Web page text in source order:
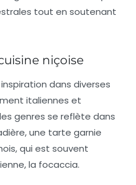
tout en soutenant
niçoise
dans diverses
italiennes et
genres se reflète dans
, une tarte garnie
qui est souvent
la focaccia.